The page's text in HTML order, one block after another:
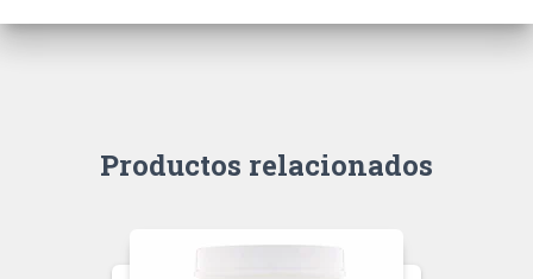
Productos relacionados